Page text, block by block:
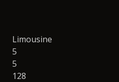
Limousine
5
5
128